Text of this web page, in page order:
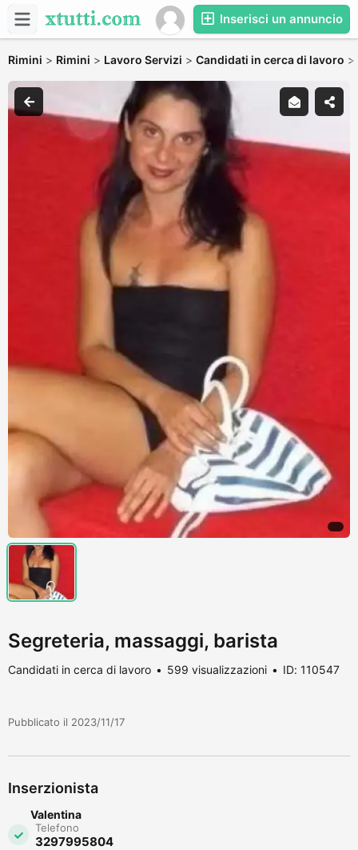
Inserisci un annuncio
Rimini > Rimini > Lavoro Servizi > Candidati in cerca di lavoro >
Segreteria, massaggi, barista
Candidati in cerca di lavoro 599 visualizzazioni ID: 110547
Pubblicato il 2023/11/17
Inserzionista
Valentina
Telefono
3297995804